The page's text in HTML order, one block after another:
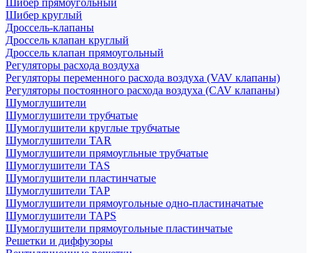
Шибер прямоугольный
Шибер круглый
Дроссель-клапаны
Дроссель клапан круглый
Дроссель клапан прямоугольный
Регуляторы расхода воздуха
Регуляторы переменного расхода воздуха (VAV клапаны)
Регуляторы постоянного расхода воздуха (CAV клапаны)
Шумоглушители
Шумоглушители трубчатые
Шумоглушители круглые трубчатые
Шумоглушители TAR
Шумоглушители прямоугльные трубчатые
Шумоглушители TAS
Шумоглушители пластинчатые
Шумоглушители TAP
Шумоглушители прямоугольные одно-пластиначатые
Шумоглушители TAPS
Шумоглушители прямоугольные пластинчатые
Решетки и диффузоры